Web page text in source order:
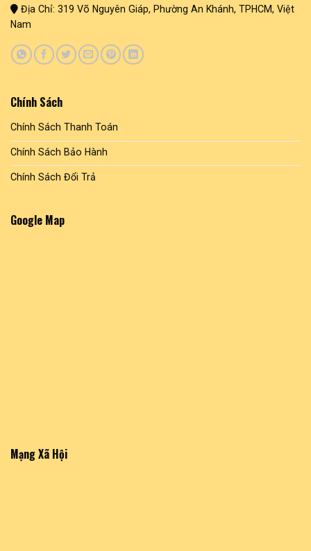
sản
chọn
Địa Chỉ: 319 Võ Nguyên Giáp, Phường An Khánh, TPHCM, Việt
Nam
Chính Sách
Chính Sách Thanh Toán
Chính Sách Bảo Hành
Chính Sách Đổi Trả
Google Map
Mạng Xã Hội